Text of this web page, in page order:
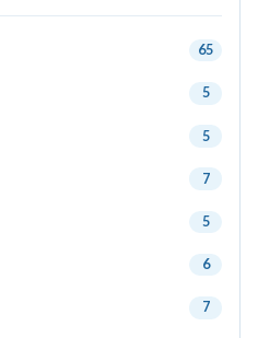
65
5
5
7
5
6
7